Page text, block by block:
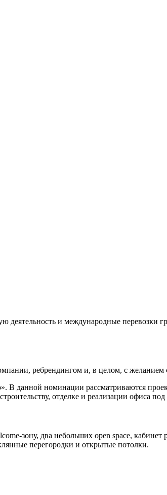
деятельность и международные
ребрендингом и, в целом, с желанием
». В данной номинации рассматриваются
отделке и реализации офиса
зону, два небольших open space,
перегородки и открытые потолки.